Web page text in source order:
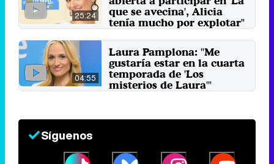
25:24
que se avecina', Alicia
tenía mucho por explotar"
04:55
Laura Pamplona: "Me
gustaría estar en la cuarta
temporada de 'Los
misterios de Laura'"
Síguenos